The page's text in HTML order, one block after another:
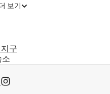
보기
구